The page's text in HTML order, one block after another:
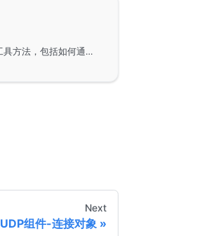
使用GoFrame框架中的gudp模块进行UDP通信的常用工具方法，包括如何通过NewNetConn创建UDP连接，使用Send和SendRecv方法进行数据传输，以及使用*Pkg方法简化数据包协议传输。
Next
UDP组件-连接对象